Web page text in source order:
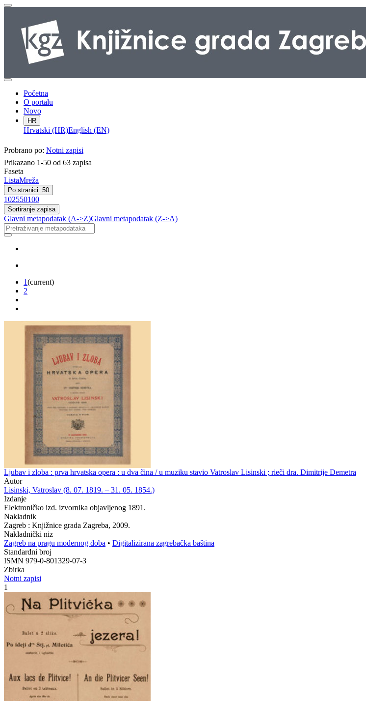
Početna
O portalu
Novo
HR
Hrvatski (HR)English (EN)
Probrano po: Notni zapisi
Prikazano 1-50 od 63 zapisa
Faseta
ListaMreža
Po stranici: 50
102550100
Sortiranje zapisa
Glavni metapodatak (A->Z)Glavni metapodatak (Z->A)
1(current)
2
Ljubav i zloba : prva hrvatska opera : u dva čina / u muziku stavio Vatroslav Lisinski ; rieči dra. Dimitrije Demetra
Autor
Lisinski, Vatroslav (8. 07. 1819. – 31. 05. 1854.)
Izdanje
Elektroničko izd. izvornika objavljenog 1891.
Nakladnik
Zagreb : Knjižnice grada Zagreba, 2009.
Nakladnički niz
Zagreb na pragu modernog doba • Digitalizirana zagrebačka baština
Standardni broj
ISMN 979-0-801329-07-3
Zbirka
Notni zapisi
1